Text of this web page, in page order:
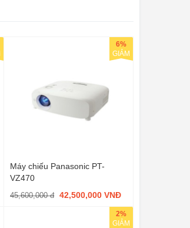
Máy chiếu Panasonic PT-
VZ470
45,600,000 đ 42,500,000 VNĐ
6%
GIẢM
2%
GIẢM